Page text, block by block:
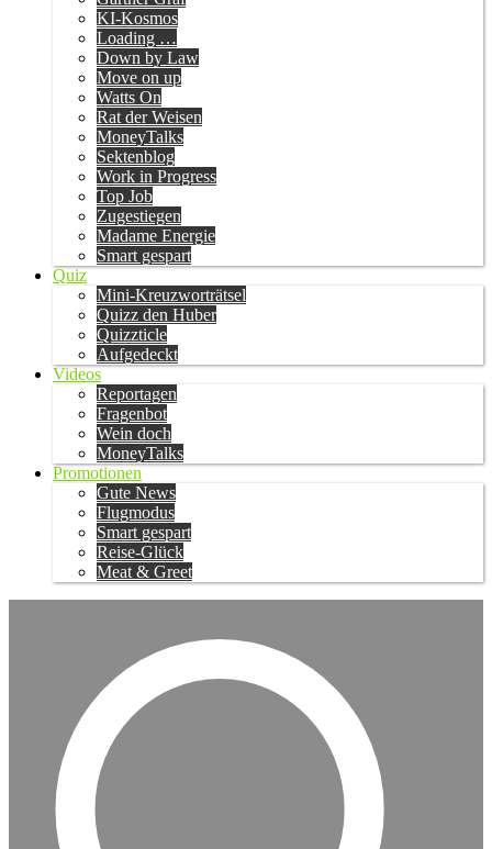
KI-Kosmos
Loading …
Down by Law
Move on up
Watts On
Rat der Weisen
MoneyTalks
Sektenblog
Work in Progress
Top Job
Zugestiegen
Madame Energie
Smart gespart
Quiz
Mini-Kreuzworträtsel
Quizz den Huber
Quizzticle
Aufgedeckt
Videos
Reportagen
Fragenbot
Wein doch
MoneyTalks
Promotionen
Gute News
Flugmodus
Smart gespart
Reise-Glück
Meat & Greet